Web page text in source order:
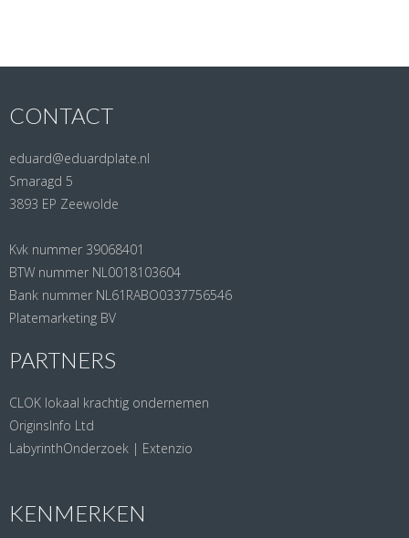
CONTACT
eduard@eduardplate.nl
Smaragd 5
3893 EP Zeewolde
Kvk nummer 39068401
BTW nummer NL0018103604
Bank nummer NL61RABO0337756546
Platemarketing BV
PARTNERS
CLOK lokaal krachtig ondernemen
OriginsInfo Ltd
LabyrinthOnderzoek | Extenzio
KENMERKEN